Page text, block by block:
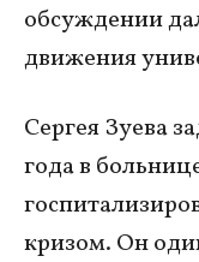
обсуждении
движения
Сергея Зуева
года в
кризом. Он